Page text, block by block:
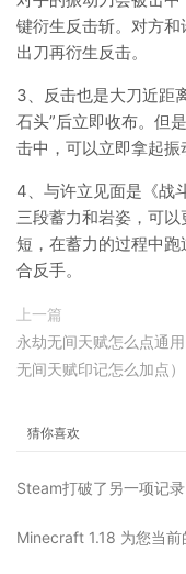
键衍生反击斩。对方
出刀再衍生反击。
3、反击也是大刀近距
石头”后立即收布。但
击中，可以立即拿起振
4、与许立见面是《战
三段蓄力和岩姿，可
短，在蓄力的过程中
合反手。
上一篇
永劫无间天赋怎么点通
无间天赋印记怎么加点）
猜你喜欢
Steam打破了另一项记录
Minecraft 1.18 为您当